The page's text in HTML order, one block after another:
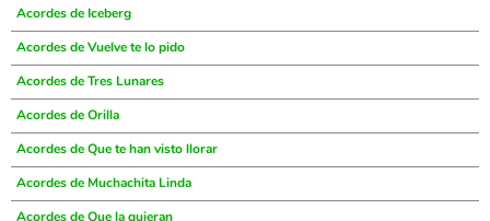
Acordes de Iceberg
Acordes de Vuelve te lo pido
Acordes de Tres Lunares
Acordes de Orilla
Acordes de Que te han visto llorar
Acordes de Muchachita Linda
Acordes de Que la quieran